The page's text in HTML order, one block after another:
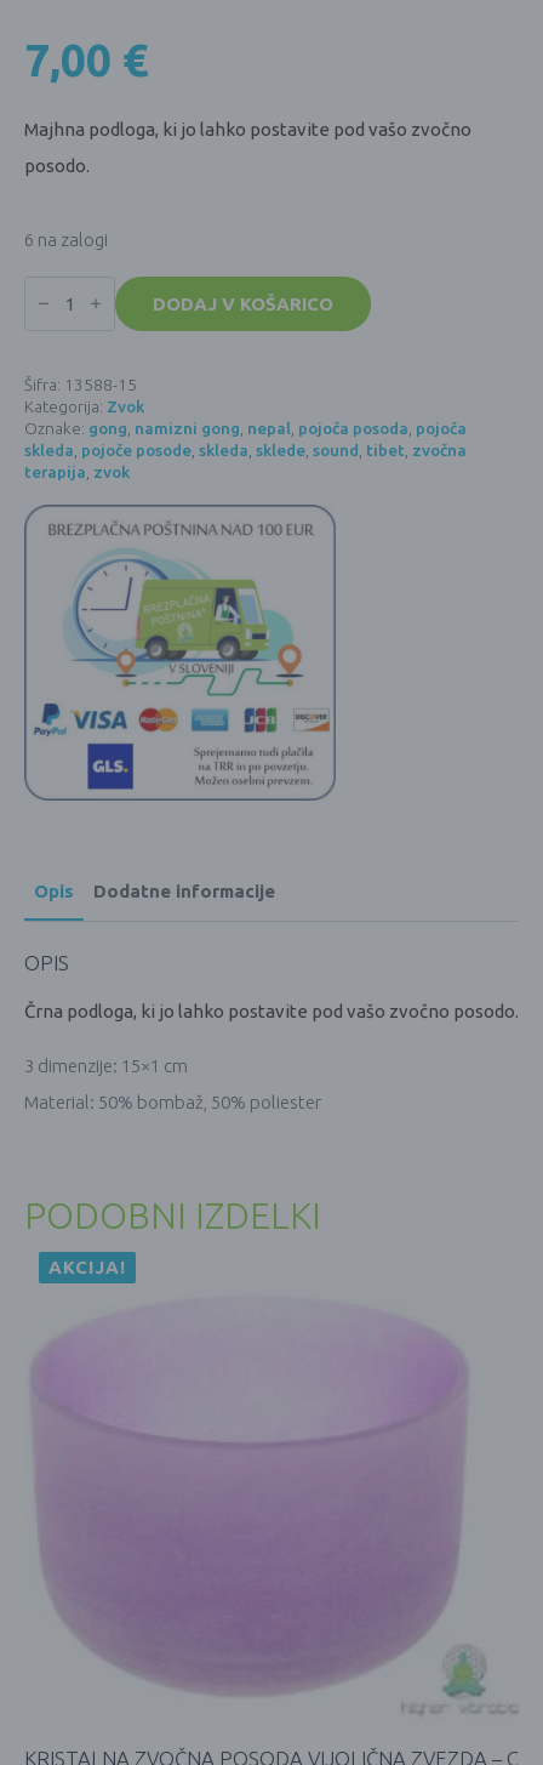
7,00 €
Majhna podloga, ki jo lahko postavite pod vašo zvočno
posodo.
6 na zalogi
za
-
Črni
krog
-
15x1
cm
količina
DODAJ V KOŠARICO
Šifra: 13588-15
Kategorija: Zvok
Oznake: gong, namizni gong, nepal, pojoča posoda, pojoča
skleda, pojoče posode, skleda, sklede, sound, tibet, zvočna
terapija, zvok
Opis Dodatne informacije
OPIS
Črna podloga, ki jo lahko postavite pod vašo zvočno posodo.
3 dimenzije: 15×1 cm
Material: 50% bombaž, 50% poliester
PODOBNI IZDELKI
AKCIJA!
KRISTALNA ZVOČNA POSODA VIJOLIČNA ZVEZDA – C